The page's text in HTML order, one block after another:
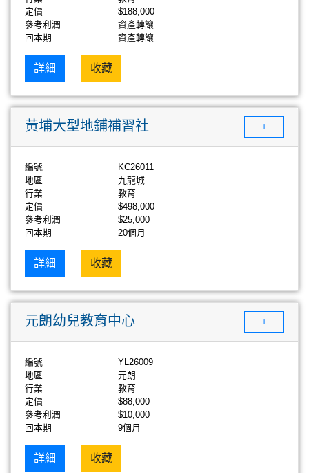
定價
$188,000
參考利潤
資產轉讓
回本期
資產轉讓
詳細 收藏
黃埔大型地鋪補習社 +
編號
KC26011
地區
九龍城
行業
教育
定價
$498,000
參考利潤
$25,000
回本期
20個月
詳細 收藏
元朗幼兒教育中心 +
編號
YL26009
地區
元朗
行業
教育
定價
$88,000
參考利潤
$10,000
回本期
9個月
詳細 收藏